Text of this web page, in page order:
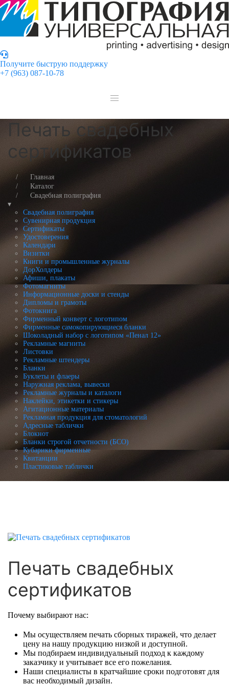
Получите быструю поддержку
+7 (963) 087-10-78
Печать свадебных
сертификатов
Главная
Каталог
Свадебная полиграфия
▾
Свадебная полиграфия
Сувенирная продукция
Сертификаты
Удостоверения
Календари
Визитки
Книги и промышленные журналы
ДорХолдеры
Афиши, плакаты
Фотомагниты
Информационные доски и стенды
Дипломы и грамоты
Фотокнига
Фирменный конверт с логотипом
Фирменные самокопирующиеся бланки
Шоколадный набор с логотипом «Пенал 12»
Рекламные магниты
Листовки
Рекламные штендеры
Бланки
Буклеты и флаеры
Наружная реклама, вывески
Рекламные журналы и каталоги
Наклейки, этикетки и стикеры
Агитационные материалы
Рекламная продукция для стоматологий
Адресные таблички
Блокнот
Бланки строгой отчетности (БСО)
Кубарики фирменные
Квитанции
Пластиковые таблички
Печать свадебных
сертификатов
Почему выбирают нас:
Мы осуществляем печать сборных тиражей, что делает
цену на нашу продукцию низкой и доступной.
Мы подбираем индивидуальный подход к каждому
заказчику и учитывает все его пожелания.
Наши специалисты в кратчайшие сроки подготовят для
вас необходимый дизайн.